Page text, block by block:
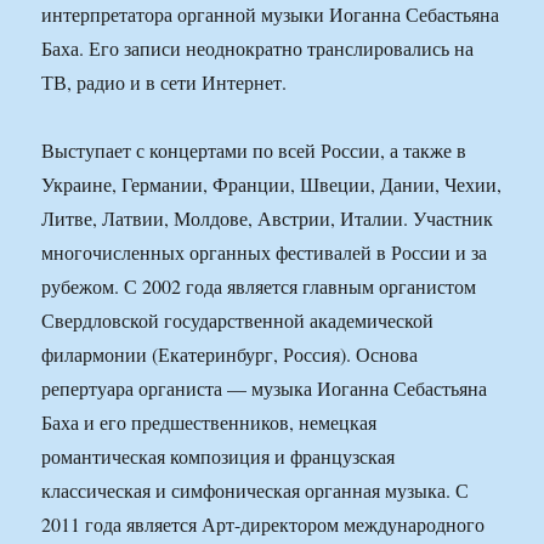
интерпретатора органной музыки Иоганна Себастьяна
Баха. Его записи неоднократно транслировались на
ТВ, радио и в сети Интернет.
Выступает с концертами по всей России, а также в
Украине, Германии, Франции, Швеции, Дании, Чехии,
Литве, Латвии, Молдове, Австрии, Италии. Участник
многочисленных органных фестивалей в России и за
рубежом. С 2002 года является главным органистом
Свердловской государственной академической
филармонии (Екатеринбург, Россия). Основа
репертуара органиста — музыка Иоганна Себастьяна
Баха и его предшественников, немецкая
романтическая композиция и французская
классическая и симфоническая органная музыка. С
2011 года является Арт-директором международного